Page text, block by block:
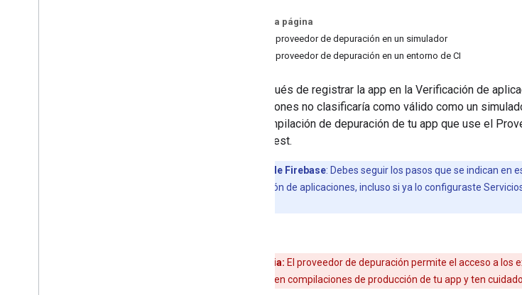
En esta página
Usa el proveedor de depuración en un simulador
Usa el proveedor de depuración en un entorno de CI
Si después de registrar la app en la Verificación de
aplicaciones no clasificaría como válido como un
una compilación de depuración de tu app que use el
App Attest.
Usuarios de Firebase: Debes seguir los pasos que se indican en
de la Verificación de aplicaciones, incluso si ya lo configuraste
Advertencia: El proveedor de depuración permite el acceso a
de depuración en compilaciones de producción de tu app y ten